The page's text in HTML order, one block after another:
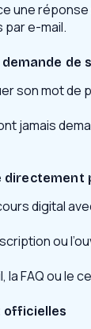
une
par e-mail.
de
son mot de
jamais
digital
ou
la FAQ ou le
officielles